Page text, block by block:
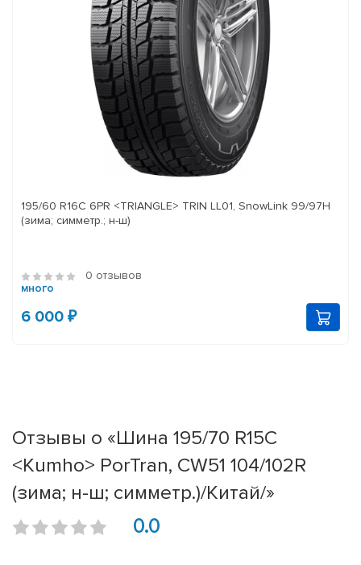
195/60 R16C 6PR <TRIANGLE> TRIN LL01, SnowLink 99/97H
(зима; симметр.; н-ш)
0 отзывов
много
6 000 ₽
Отзывы о «Шина 195/70 R15C
<Kumho> PorTran, CW51 104/102R
(зима; н-ш; симметр.)/Китай/»
0.0